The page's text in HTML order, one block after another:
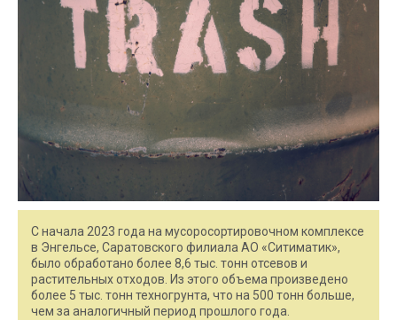
С начала 2023 года на мусоросортировочном комплексе
в Энгельсе, Саратовского филиала АО «Ситиматик»,
было обработано более 8,6 тыс. тонн отсевов и
растительных отходов. Из этого объема произведено
более 5 тыс. тонн техногрунта, что на 500 тонн больше,
чем за аналогичный период прошлого года.